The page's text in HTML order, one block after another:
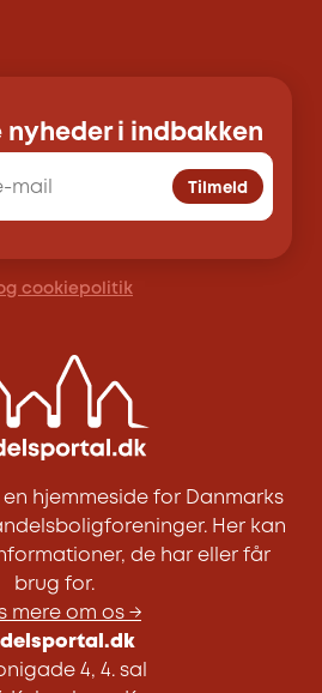
nyheder i indbakken
Tilmeld
cookiepolitik
hjemmeside for Danmarks
Her kan
de har eller får
brug for.
mere om os →
4, 4. sal